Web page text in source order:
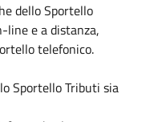
dello Sportello
line e a distanza,
telefonico.
Sportello Tributi sia